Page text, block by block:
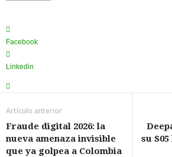
Facebook
Linkedin
Artículo anterior
Fraude digital 2026: la
nueva amenaza invisible
que ya golpea a Colombia
su